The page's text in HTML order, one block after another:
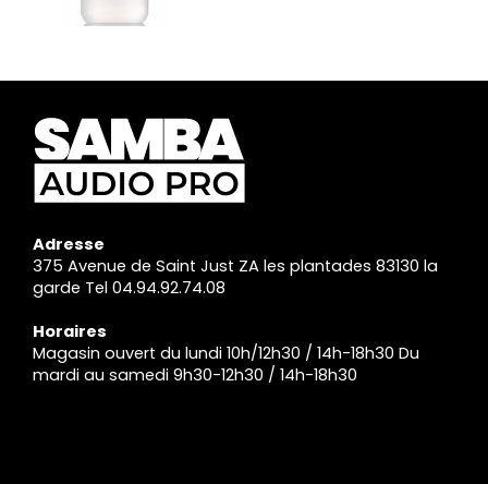
Adresse
375 Avenue de Saint Just ZA les plantades 83130 la
garde Tel 04.94.92.74.08
Horaires
Magasin ouvert du lundi 10h/12h30 / 14h-18h30 Du
mardi au samedi 9h30-12h30 / 14h-18h30